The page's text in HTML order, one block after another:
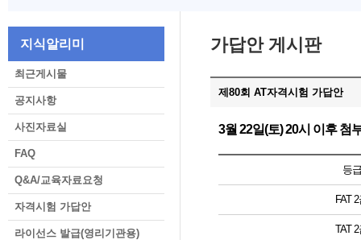
지식알리미
최근게시물
공지사항
사진자료실
FAQ
Q&A/교육자료요청
자격시험 가답안
라이선스 발급(영리기관용)
가답안 게시판
제80회 AT자격시험 가답안
3월 22일(토) 20시 이후 첨
등급
FAT
TAT